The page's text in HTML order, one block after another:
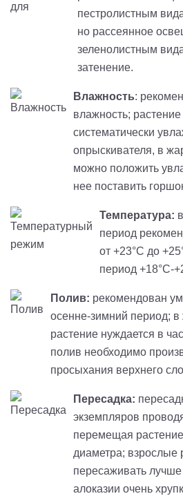
пестролистным
но рассеянное
зеленолистным
затенение.
Влажность:
влажность;
систематически
опрыскивателя, в
можно положить
нее поставить
Температура:
период
от +23°C до
период +18°C-
Полив: рекомендован
осенне-зимний период; в
растение нуждается в
полив необходимо
просыхания верхнего
Пересадка:
экземпляров
перемещая
диаметра; взрослые
пересаживать лучше
алоказии очень